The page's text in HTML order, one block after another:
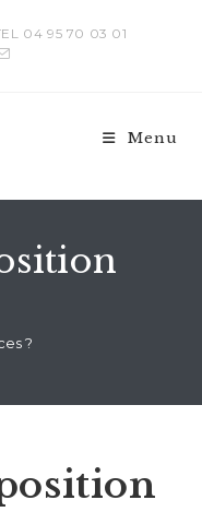
04 95 70 03 01
Menu
?